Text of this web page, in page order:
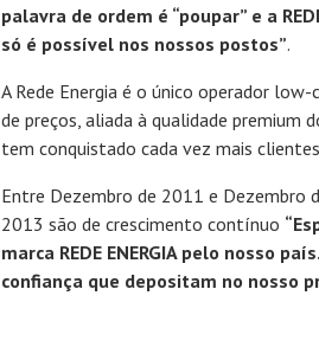
palavra de ordem é “poupar” e a
só é possível nos nossos postos”.
A Rede Energia é o único operador
de preços, aliada à qualidade premium
tem conquistado cada vez mais
Entre Dezembro de 2011 e Dezembro
2013 são de crescimento contínuo
marca REDE ENERGIA pelo nosso
confiança que depositam no nosso